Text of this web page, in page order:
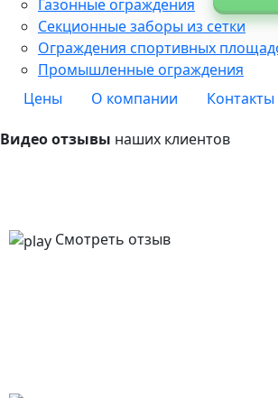
Газонные ограждения
Секционные заборы из сетки
Ограждения спортивных
Промышленные ограждения
Цены
О компании Контакты
Не знаю
Видео отзывы наших клиентов
Смотреть отзыв